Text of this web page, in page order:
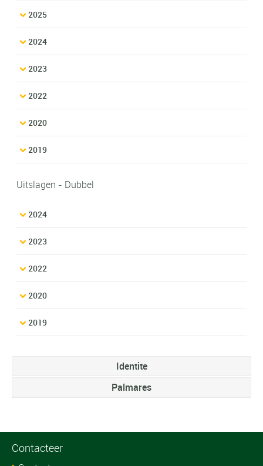
2025
2024
2023
2022
2020
2019
Uitslagen - Dubbel
2024
2023
2022
2020
2019
Identite
Palmares
Contacteer